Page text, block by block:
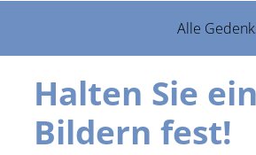
Alle
Halten Sie
Bildern fest!